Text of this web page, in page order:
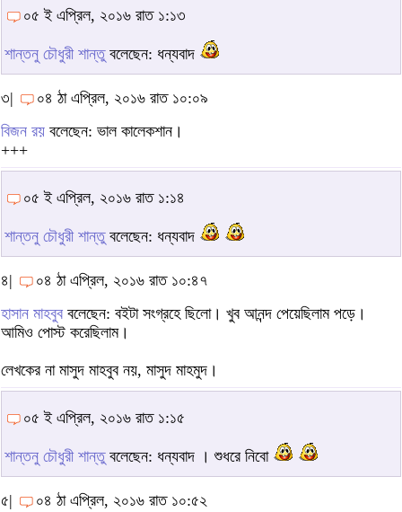
০৫ ই এপ্রিল, ২০১৬ রাত ১:১৩
শান্তনু চৌধুরী শান্তুবলেছেন: ধন্যবাদ
৩|
০৪ ঠা এপ্রিল, ২০১৬ রাত ১০:০৯
বিজন রয় বলেছেন: ভাল কালেকশান।
+++
০৫ ই এপ্রিল, ২০১৬ রাত ১:১৪
শান্তনু চৌধুরী শান্তুবলেছেন: ধন্যবাদ
৪|
০৪ ঠা এপ্রিল, ২০১৬ রাত ১০:৪৭
হাসান মাহবুব বলেছেন: বইটা সংগ্রহে ছিলো। খুব আনন্দ পেয়েছিলাম পড়ে।
আমিও পোস্ট করেছিলাম।
লেখকের না মাসুদ মাহবুব নয়, মাসুদ মাহমুদ।
০৫ ই এপ্রিল, ২০১৬ রাত ১:১৫
শান্তনু চৌধুরী শান্তুবলেছেন: ধন্যবাদ । শুধরে নিবো
৫| ০৪ ঠা এপ্রিল, ২০১৬ রাত ১০:৫২